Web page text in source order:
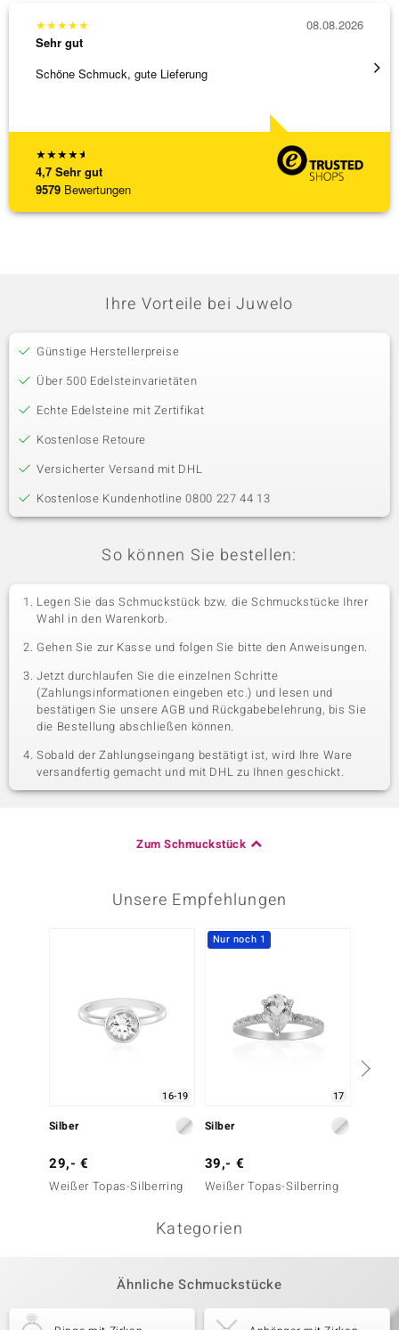
★★★★★
4,7 Sehr gut
9579 Bewertungen
★★★★★
Sehr gut
Schöne Schmuck, gute Lieferung
08.08.2026
Ihre Vorteile bei Juwelo
Günstige Herstellerpreise
Über 500 Edelsteinvarietäten
Echte Edelsteine mit Zertifikat
Kostenlose Retoure
Versicherter Versand mit DHL
Kostenlose Kundenhotline 0800 227 44 13
So können Sie bestellen:
Legen Sie das Schmuckstück bzw. die Schmuckstücke Ihrer
Wahl in den Warenkorb.
Gehen Sie zur Kasse und folgen Sie bitte den Anweisungen.
Jetzt durchlaufen Sie die einzelnen Schritte
(Zahlungsinformationen eingeben etc.) und lesen und
bestätigen Sie unsere AGB und Rückgabebelehrung, bis Sie
die Bestellung abschließen können.
Sobald der Zahlungseingang bestätigt ist, wird Ihre Ware
versandfertig gemacht und mit DHL zu Ihnen geschickt.
Zum Schmuckstück
Unsere Empfehlungen
16-19
Silber
29,- €
Weißer Topas-Silberring
Nur noch 1
17
Silber
39,- €
Weißer Topas-Silberring
Kategorien
Ähnliche Schmuckstücke